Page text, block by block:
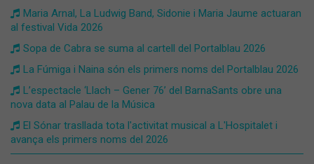
Maria Arnal, La Ludwig Band, Sidonie i Maria Jaume actuaran
al festival Vida 2026
Sopa de Cabra se suma al cartell del Portalblau 2026
La Fúmiga i Naina són els primers noms del Portalblau 2026
L’espectacle ‘Llach – Gener 76’ del BarnaSants obre una
nova data al Palau de la Música
El Sónar trasllada tota l'activitat musical a L'Hospitalet i
avança els primers noms del 2026